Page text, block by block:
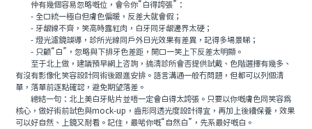
仲有幾個容易忽略嘅位，會令你“白得誇張”：
- 全口統一極白但膚色偏暖，反差大就會假；
- 牙龈線不齊，笑高時露紅肉，白牙同牙龈邊界太硬；
- 燈光濾鏡誤導，診所光線同戶外日光效果有差異，記得多場景睇；
- 只顧“白”，忽略與下排牙色差距，開口一笑上下反差太明顯。
至于北上做，建議預早網上咨詢，搞清診所會否提供試戴、色階選擇有幾多、
有沒有影像化笑容設計同術後跟進安排。語言溝通一般冇問題，但都可以列個清
單，落單前逐點確認，避免期望落差。
總結一句：北上美白牙貼片並唔一定會白得太誇張。只要以你嘅膚色同笑容爲
核心，做好術前試色與mock-up，齒形同透光度設計得宜，再加上後續保養，效果
可以好自然、上鏡又耐看。記住，最啱你嘅“自然白”，先系最好嘅白。